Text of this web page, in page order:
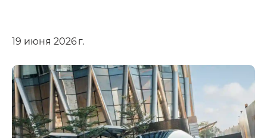
19 июня 2026 г.